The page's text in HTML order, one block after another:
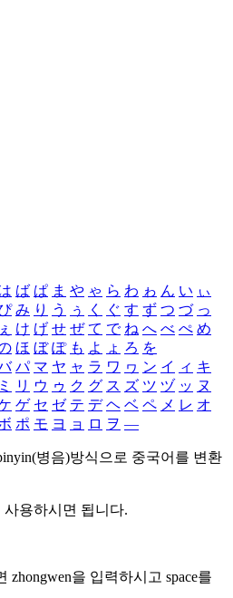
ば ぱ ま や ゃ ら わ ゎ ん い ぃ
み り う ぅ く ぐ す ず つ づ っ
ぇ け げ せ ぜ て で ね へ べ ぺ め
ほ ぼ ぽ も よ ょ ろ を
パ マ ヤ ャ ラ ワ ヮ ン イ ィ キ
ミ リ ウ ゥ ク グ ス ズ ツ ヅ ッ ヌ
ゲ セ ゼ テ デ ヘ ベ ペ メ レ オ
ポ モ ヨ ョ ロ ヲ ―
병음)방식으로 중국어를 변환
용하시면 됩니다.
zhongwen을 입력하시고 space를